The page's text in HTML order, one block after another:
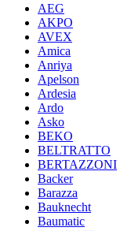
AEG
AKPO
AVEX
Amica
Anriya
Apelson
Ardesia
Ardo
Asko
BEKO
BELTRATTO
BERTAZZONI
Backer
Barazza
Bauknecht
Baumatic